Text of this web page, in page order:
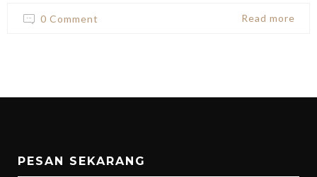
0 Comment Read more
PESAN SEKARANG